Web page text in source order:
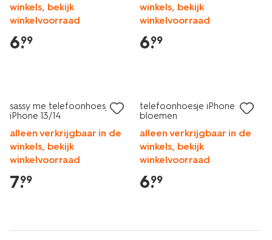
winkels, bekijk
winkelvoorraad
6.
99
winkels, bekijk
winkelvoorraad
6.
99
sassy me telefoonhoesje
iPhone 13/14
alleen verkrijgbaar in de
winkels, bekijk
winkelvoorraad
7.
99
telefoonhoesje iPhone 16
bloemen
alleen verkrijgbaar in de
winkels, bekijk
winkelvoorraad
6.
99